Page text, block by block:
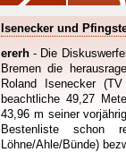
Isenecker und
ererh - Die
Bremen die
Roland Isenecker
beachtliche 49,27
43,96 m seiner
Bestenliste schon
Löhne/Ahle/Bünde)